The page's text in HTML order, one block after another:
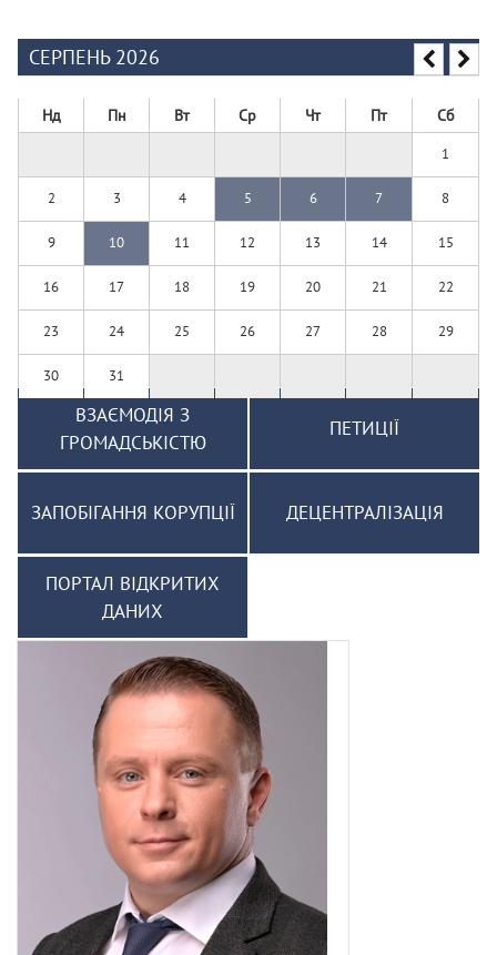
СЕРПЕНЬ 2026
Нд Пн Вт Ср Чт Пт Сб
1
2 3 4 5 6 7 8
9 10 11 12 13 14 15
16 17 18 19 20 21 22
23 24 25 26 27 28 29
30 31
ВЗАЄМОДІЯ З
ГРОМАДСЬКІСТЮ
ПЕТИЦІЇ
ЗАПОБІГАННЯ КОРУПЦІЇ ДЕЦЕНТРАЛІЗАЦІЯ
ПОРТАЛ ВІДКРИТИХ
ДАНИХ